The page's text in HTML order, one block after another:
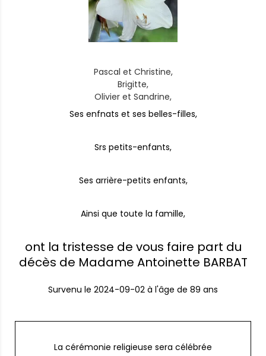
Pascal et Christine,
Brigitte,
Olivier et Sandrine,
Ses enfnats et ses belles-filles,
Srs petits-enfants,
Ses arrière-petits enfants,
Ainsi que toute la famille,
ont la tristesse de vous faire part du
décès de Madame Antoinette BARBAT
Survenu le 2024-09-02 à l'âge de 89 ans
La cérémonie religieuse sera célébrée